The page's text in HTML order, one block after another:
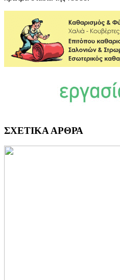
ΣΧΕΤΙΚΑ ΑΡΘΡΑ